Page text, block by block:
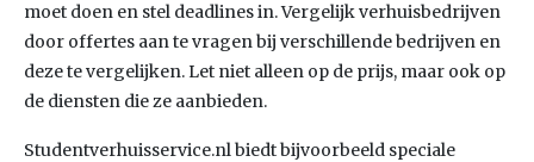
moet doen en stel deadlines in. Vergelijk verhuisbedrijven
door offertes aan te vragen bij verschillende bedrijven en
deze te vergelijken. Let niet alleen op de prijs, maar ook op
de diensten die ze aanbieden.
Studentverhuisservice.nl biedt bijvoorbeeld speciale